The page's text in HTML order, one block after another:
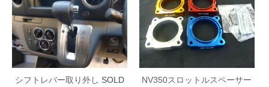
シフトレバー取り外し SOLD
NV350スロットルスペーサー